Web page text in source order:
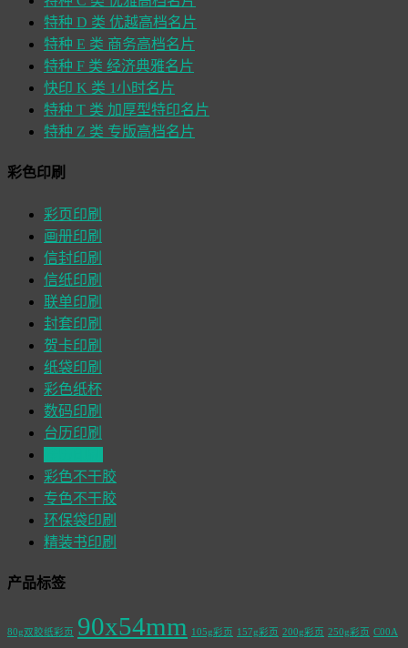
特种 D 类 优越高档名片
特种 E 类 商务高档名片
特种 F 类 经济典雅名片
快印 K 类 1小时名片
特种 T 类 加厚型特印名片
特种 Z 类 专版高档名片
彩色印刷
彩页印刷
画册印刷
信封印刷
信纸印刷
联单印刷
封套印刷
贺卡印刷
纸袋印刷
彩色纸杯
数码印刷
台历印刷
彩色不干胶
专色不干胶
环保袋印刷
精装书印刷
产品标签
80g双胶纸彩页 90x54mm 105g彩页 157g彩页 200g彩页 250g彩页 C00A